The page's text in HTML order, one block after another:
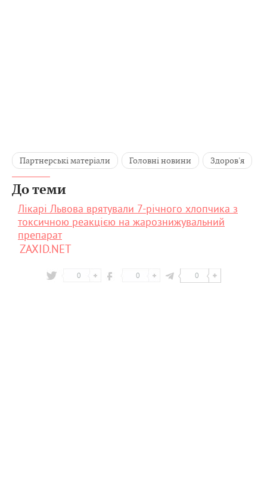
Партнерські матеріали Головні новини Здоров'я
До теми
Лікарі Львова врятували 7-річного хлопчика з
токсичною реакцією на жарознижувальний
препарат
ZAXID.NET
0 0 0